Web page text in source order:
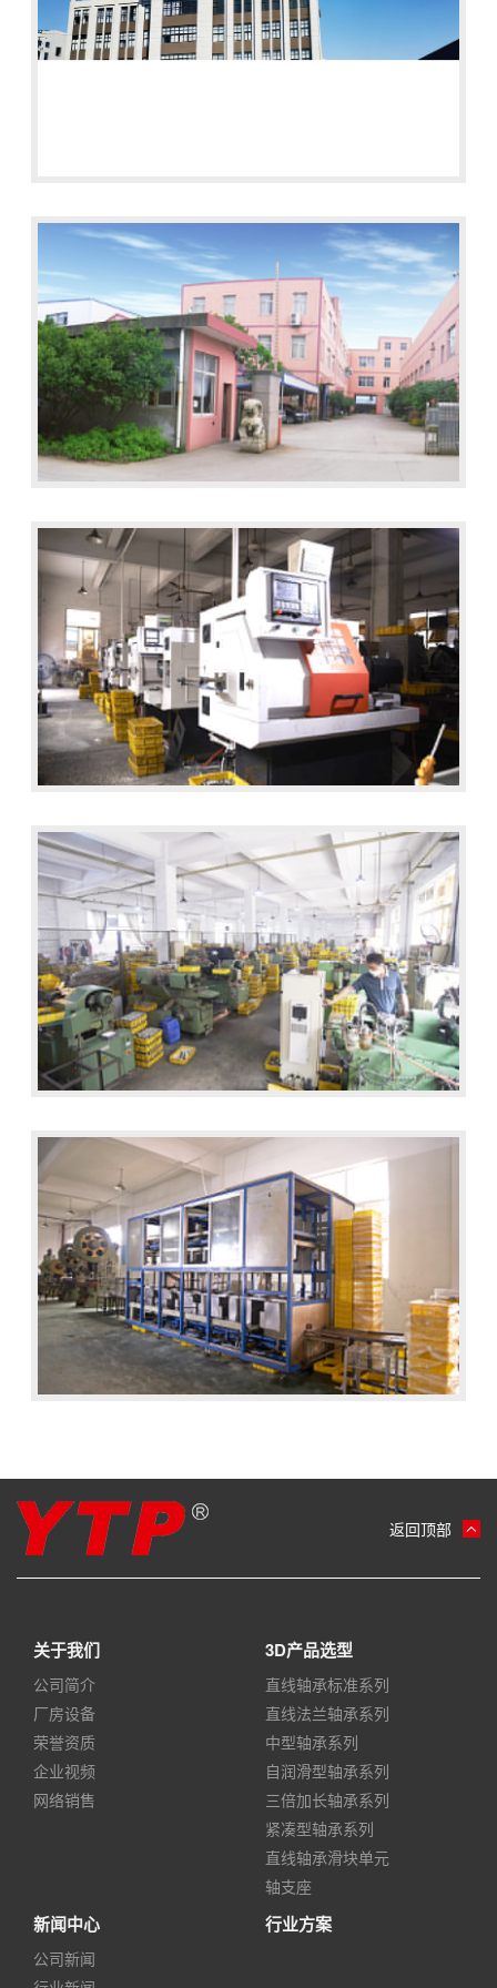
返回顶部
关于我们
公司简介
厂房设备
荣誉资质
企业视频
网络销售
3D产品选型
直线轴承标准系列
直线法兰轴承系列
中型轴承系列
自润滑型轴承系列
三倍加长轴承系列
紧凑型轴承系列
直线轴承滑块单元
轴支座
新闻中心
公司新闻
行业方案